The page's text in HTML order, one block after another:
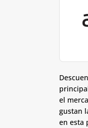
el
gustan
en esta